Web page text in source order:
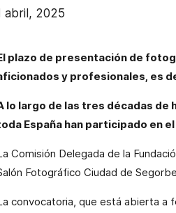
abril, 2025
plazo de presentación de
y profesionales, es
lo largo de las tres décadas
España han participado en
Comisión Delegada de la
Fotográfico Ciudad de
convocatoria, que está abierta a